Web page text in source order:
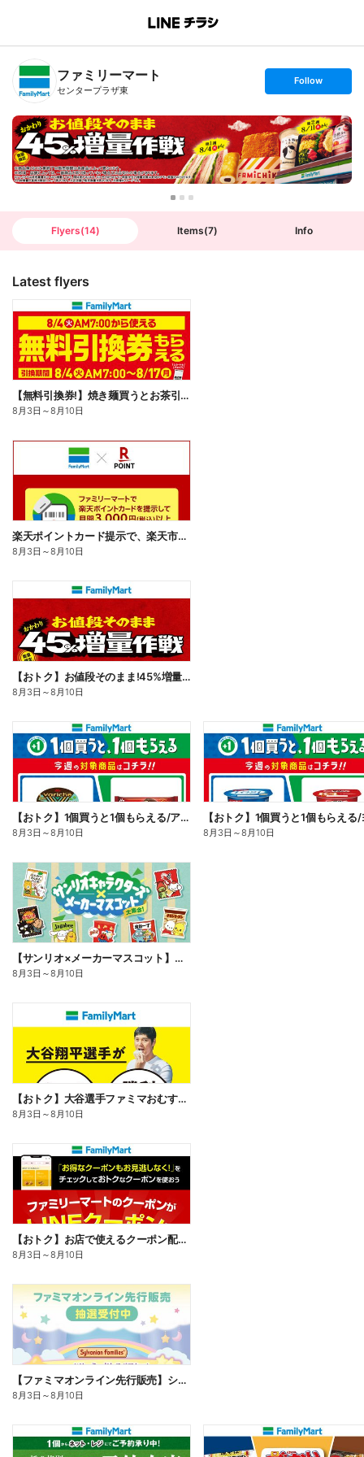
B
n
T
ファミリーマート
センタープラザ東
s
t
o
l
l
o
w
Follow
Flyers(14) Items(7) Info
Latest flyers
【無料引換券!】焼き麺買うとお茶引換券貰える!
8月3日 ～8月10日
楽天ポイントカード提示で、楽天市場でのお買い物がおトクに!
8月3日 ～8月10日
【おトク】お値段そのまま!45%増量作戦!
8月3日 ～8月10日
【おトク】1個買うと1個もらえる/アイス
8月3日 ～8月10日 8月3日 ～8月10日
【サンリオ×メーカーマスコット】オリジナルグッズ貰える!
8月3日 ～8月10日
【おトク】大谷選手ファミマおむすび割
8月3日 ～8月10日
【おトク】お店で使えるクーポン配信中
8月3日 ～8月10日
【ファミマオンライン先行販売】シルバニアファミリー
8月3日 ～8月10日